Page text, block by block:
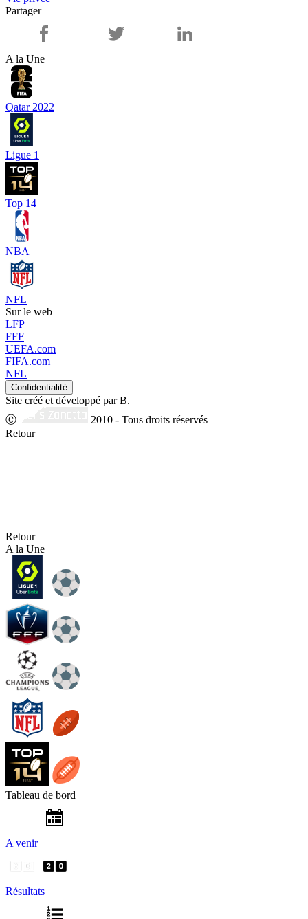
Partager
A la Une
Qatar 2022
Ligue 1
Top 14
NBA
NFL
Sur le web
LFP
FFF
UEFA.com
FIFA.com
NFL
Site créé et développé par B.
Ⓒ
2010 - Tous droits réservés
Retour
Retour
A la Une
Tableau de bord
A venir
Résultats